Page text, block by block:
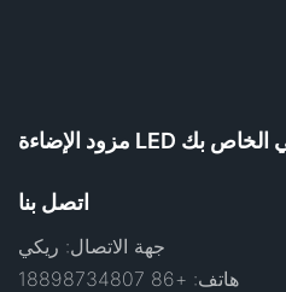
اتصل بنا
جهة الاتصال: ريكي
هاتف: +86 18898734807